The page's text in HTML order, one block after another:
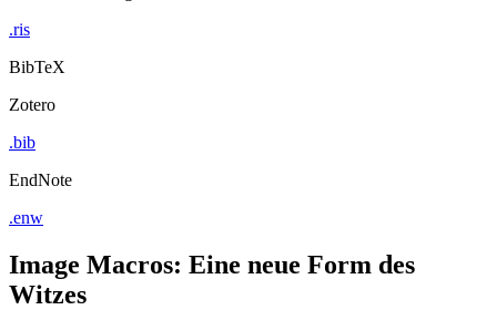
.ris
BibTeX
Zotero
.bib
EndNote
.enw
Image Macros: Eine neue Form des
Witzes